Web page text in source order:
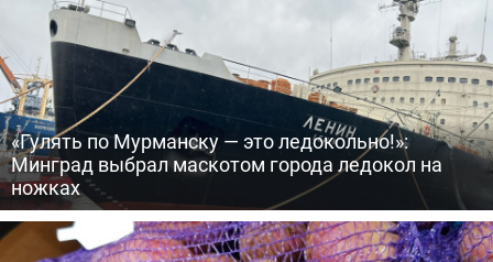
«Гулять по Мурманску — это ледокольно!»:
Минград выбрал маскотом города ледокол на
ножках